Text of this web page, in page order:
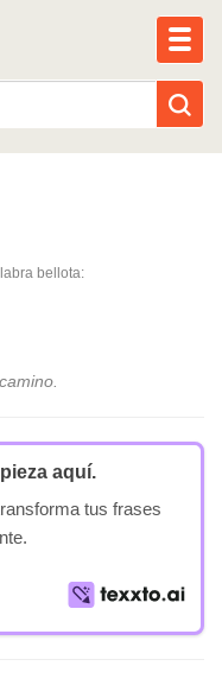
con IA
bellota:
aquí.
tus frases